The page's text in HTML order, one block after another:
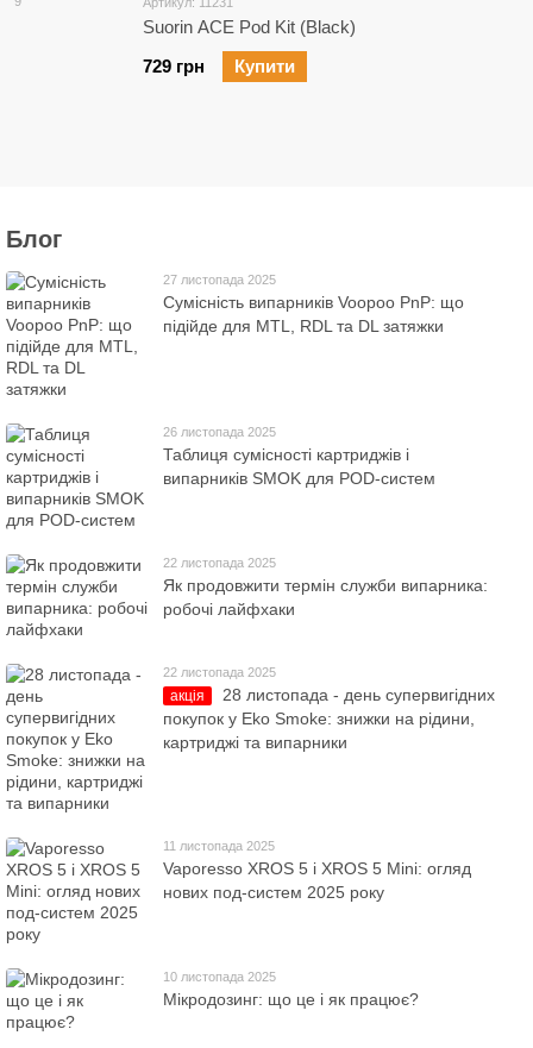
Suorin ACE Pod Kit (Black)
729 грн
Купити
Блог
27 листопада 2025
Сумісність випарників Voopoo PnP: що
підійде для MTL, RDL та DL затяжки
26 листопада 2025
Таблиця сумісності картриджів і
випарників SMOK для POD-систем
22 листопада 2025
Як продовжити термін служби випарника:
робочі лайфхаки
22 листопада 2025
акція
28 листопада - день супервигідних
покупок у Eko Smoke: знижки на рідини,
картриджі та випарники
11 листопада 2025
Vaporesso XROS 5 і XROS 5 Mini: огляд
нових под-систем 2025 року
10 листопада 2025
Мікродозинг: що це і як працює?